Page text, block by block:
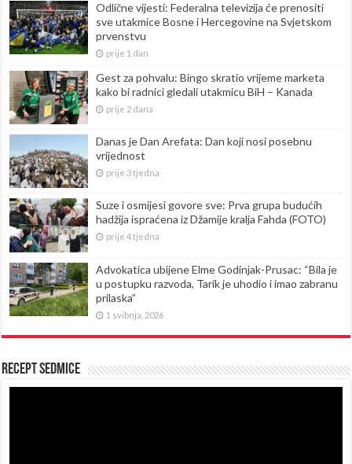
Odlične vijesti: Federalna televizija će prenositi
sve utakmice Bosne i Hercegovine na Svjetskom
prvenstvu
prije 1 dan
Gest za pohvalu: Bingo skratio vrijeme marketa
kako bi radnici gledali utakmicu BiH – Kanada
prije 2 dana
Danas je Dan Arefata: Dan koji nosi posebnu
vrijednost
prije 3 tjedna
Suze i osmijesi govore sve: Prva grupa budućih
hadžija ispraćena iz Džamije kralja Fahda (FOTO)
prije 4 tjedna
Advokatica ubijene Elme Godinjak-Prusac: “Bila je
u postupku razvoda, Tarik je uhodio i imao zabranu
prilaska”
1 svibnja, 2026
Recept sedmice